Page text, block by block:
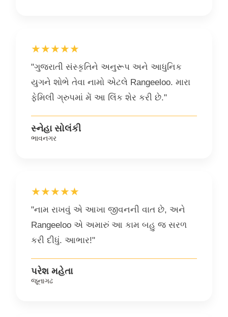
★★★★★
"ગુજરાતી સંસ્કૃતિને અનુરૂપ અને આધુનિક
યુગને શોભે તેવા નામો એટલે Rangeeloo. મારા
ફેમિલી ગ્રુપમાં મેં આ લિંક શેર કરી છે."
સ્નેહા સોલંકી
ભાવનગર
★★★★★
"નામ રાખવું એ આખા જીવનની વાત છે, અને
Rangeeloo એ અમારું આ કામ બહુ જ સરળ
કરી દીધું. આભાર!"
પરેશ મહેતા
જૂનાગઢ